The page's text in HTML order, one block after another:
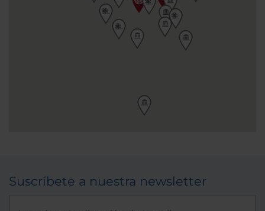
Suscríbete a nuestra newsletter